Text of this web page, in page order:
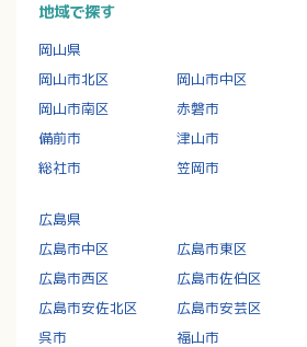
地域で探す
岡山県
岡山市北区
岡山市中区
岡山市南区
赤磐市
備前市
津山市
総社市
笠岡市
広島県
広島市中区
広島市東区
広島市西区
広島市佐伯区
広島市安佐北区
広島市安芸区
呉市
福山市